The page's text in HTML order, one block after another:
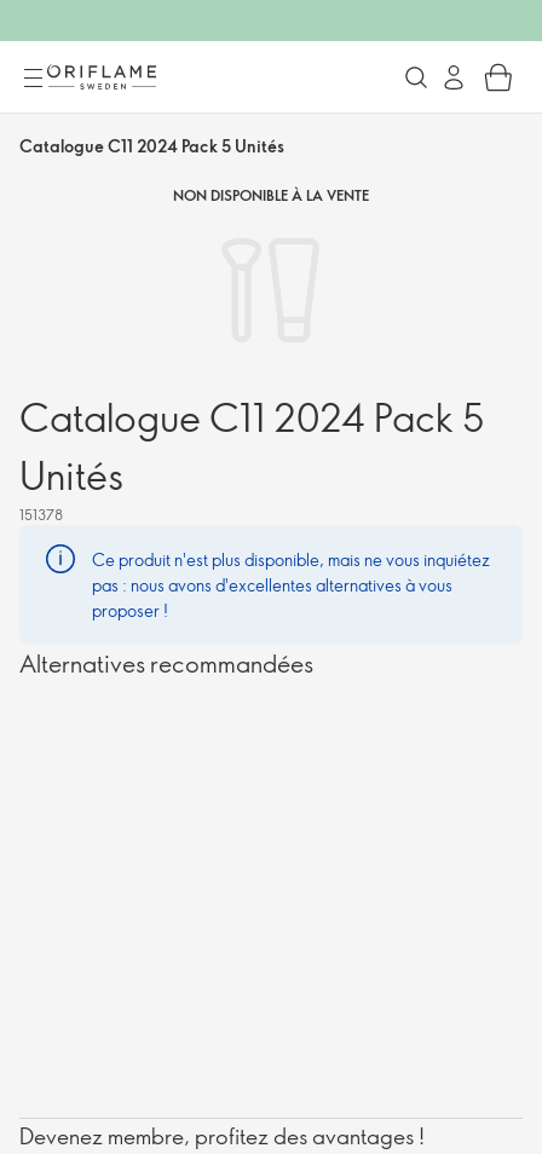
Catalogue C11 2024 Pack 5 Unités
NON DISPONIBLE À LA VENTE
Catalogue C11 2024 Pack 5
Unités
151378
Ce produit n'est plus disponible, mais ne vous inquiétez
pas : nous avons d'excellentes alternatives à vous
proposer !
Alternatives recommandées
Devenez membre, profitez des avantages !